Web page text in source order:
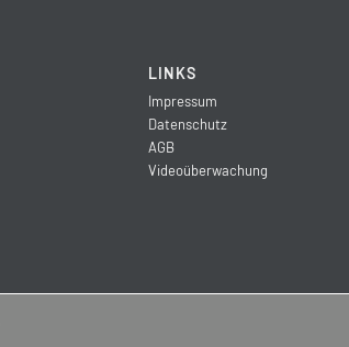
LINKS
Impressum
Datenschutz
AGB
Videoüberwachung